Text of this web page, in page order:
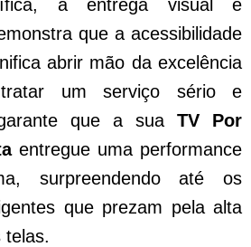
a entrega visual é
que a acessibilidade
abrir mão da excelência
um serviço sério e
que a sua TV Por
entregue uma performance
surpreendendo até os
que prezam pela alta
telas.